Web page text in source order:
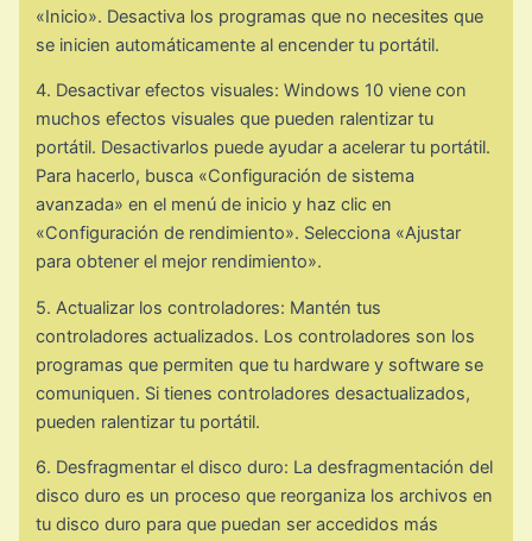
«Inicio». Desactiva los programas que no necesites que
se inicien automáticamente al encender tu portátil.
4. Desactivar efectos visuales: Windows 10 viene con
muchos efectos visuales que pueden ralentizar tu
portátil. Desactivarlos puede ayudar a acelerar tu portátil.
Para hacerlo, busca «Configuración de sistema
avanzada» en el menú de inicio y haz clic en
«Configuración de rendimiento». Selecciona «Ajustar
para obtener el mejor rendimiento».
5. Actualizar los controladores: Mantén tus
controladores actualizados. Los controladores son los
programas que permiten que tu hardware y software se
comuniquen. Si tienes controladores desactualizados,
pueden ralentizar tu portátil.
6. Desfragmentar el disco duro: La desfragmentación del
disco duro es un proceso que reorganiza los archivos en
tu disco duro para que puedan ser accedidos más